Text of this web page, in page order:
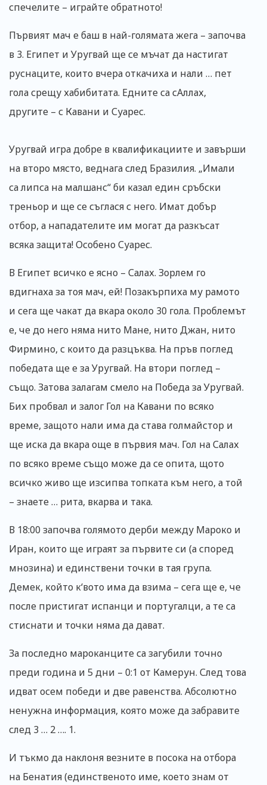
спечелите – играйте обратното!
Първият мач е баш в най-голямата жега – започва
в 3. Египет и Уругвай ще се мъчат да настигат
руснаците, които вчера откачиха и нали … пет
гола срещу хабибитата. Едните са сАллах,
другите – с Кавани и Суарес.
Уругвай игра добре в квалификациите и завърши
на второ място, веднага след Бразилия. „Имали
са липса на малшанс“ би казал един сръбски
треньор и ще се съглася с него. Имат добър
отбор, а нападателите им могат да разкъсат
всяка защита! Особено Суарес.
В Египет всичко е ясно – Салах. Зорлем го
вдигнаха за тоя мач, ей! Позакърпиха му рамото
и сега ще чакат да вкара около 30 гола. Проблемът
е, че до него няма нито Мане, нито Джан, нито
Фирмино, с които да разцъква. На пръв поглед
победата ще е за Уругвай. На втори поглед –
също. Затова залагам смело на Победа за Уругвай.
Бих пробвал и залог Гол на Кавани по всяко
време, защото нали има да става голмайстор и
ще иска да вкара още в първия мач. Гол на Салах
по всяко време също може да се опита, щото
всичко живо ще изсипва топката към него, а той
– знаете … рита, вкарва и така.
В 18:00 започва голямото дерби между Мароко и
Иран, които ще играят за първите си (а според
мнозина) и единствени точки в тая група.
Демек, който к‘вото има да взима – сега ще е, че
после пристигат испанци и португалци, а те са
стиснати и точки няма да дават.
За последно мароканците са загубили точно
преди година и 5 дни – 0:1 от Камерун. След това
идват осем победи и две равенства. Абсолютно
ненужна информация, която може да забравите
след 3 … 2 …. 1.
И тъкмо да наклоня везните в посока на отбора
на Бенатия (единственото име, което знам от